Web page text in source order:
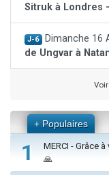
Sitruk à Londres
J-6 Dimanche 16
de Ungvar à
+ Populaires
1
MERCI - Grâce
🙏